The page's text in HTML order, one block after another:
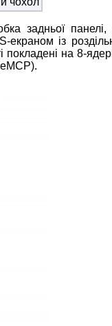
задньої панелі,
із
покладені на 8-